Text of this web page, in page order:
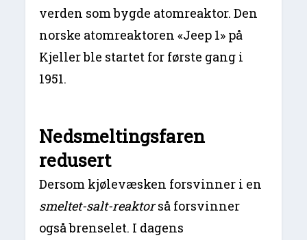
verden som bygde atomreaktor. Den
norske atomreaktoren «Jeep 1» på
Kjeller ble startet for første gang i
1951.
Nedsmeltingsfaren
redusert
Dersom kjølevæsken forsvinner i en
smeltet-salt-reaktorså forsvinner
også brenselet. I dagens